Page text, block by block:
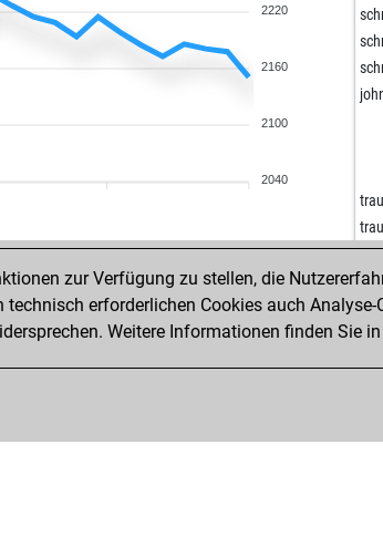
2220
2160
2100
2040
zur Verfügung zu stellen, die
erforderlichen Cookies auch
Weitere Informationen finden Sie